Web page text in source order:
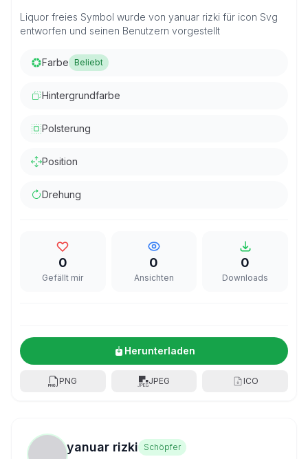
Liquor freies Symbol wurde von yanuar rizki für icon Svg
entworfen und seinen Benutzern vorgestellt
Farbe Beliebt
Hintergrundfarbe
Polsterung
Position
Drehung
0
Gefällt mir
0
Ansichten
0
Downloads
Herunterladen
PNG JPEG ICO
yanuar rizki
Schöpfer